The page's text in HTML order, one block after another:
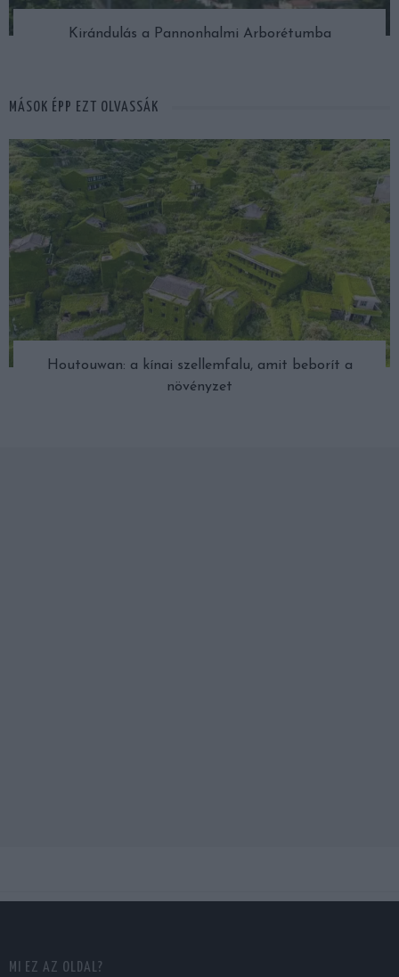
Kirándulás a Pannonhalmi Arborétumba
MÁSOK ÉPP EZT OLVASSÁK
Houtouwan: a kínai szellemfalu, amit beborít a
növényzet
MI EZ AZ OLDAL?